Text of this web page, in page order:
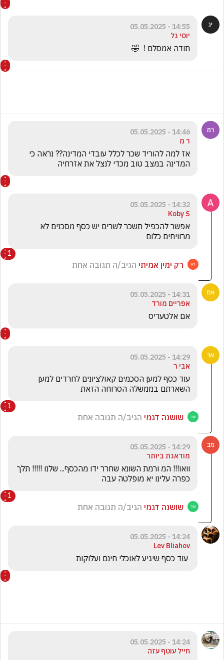
14:55 - 05.05.2025
יוסי גל
תודה אמסלם !  🤣
14:46 - 05.05.2025
ר מ
המדינה במצב טוב מכדי לנצל את אזרחיה
14:32 - 05.05.2025
Koby S
מרוויחים כלום
1
רק ימין אמיתי הגיב/ה תגובה אחת
14:31 - 05.05.2025
אפריים מורד
אם אלטעריס
14:29 - 05.05.2025
אבי ר
השארתם בממשלה הסרוחה הזאת
1
שושנה דגמי הגיב/ה תגובה אחת
14:29 - 05.05.2025
מודאגת ביותר
כפרה עלינו יא מופלטה עבה
1
שושנה דגמי הגיב/ה תגובה אחת
14:24 - 05.05.2025
Lev Bliahov
14:24 - 05.05.2025
חייל עוטף עזה